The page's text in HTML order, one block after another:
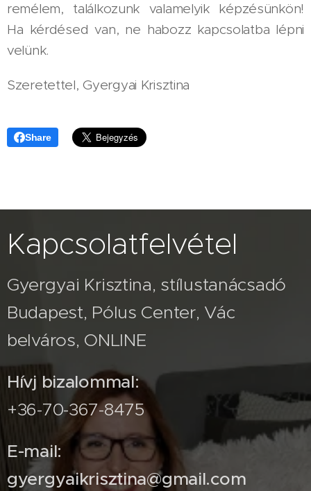
remélem, találkozunk valamelyik képzésünkön!
Ha kérdésed van, ne habozz kapcsolatba lépni
velünk.
Szeretettel, Gyergyai Krisztina
Share
Kapcsolatfelvétel
Gyergyai Krisztina, stílustanácsadó
Budapest, Pólus Center, Vác
belváros, ONLINE
Hívj bizalommal:
+36-70-367-8475
E-mail:
gyergyaikrisztina@gmail.com